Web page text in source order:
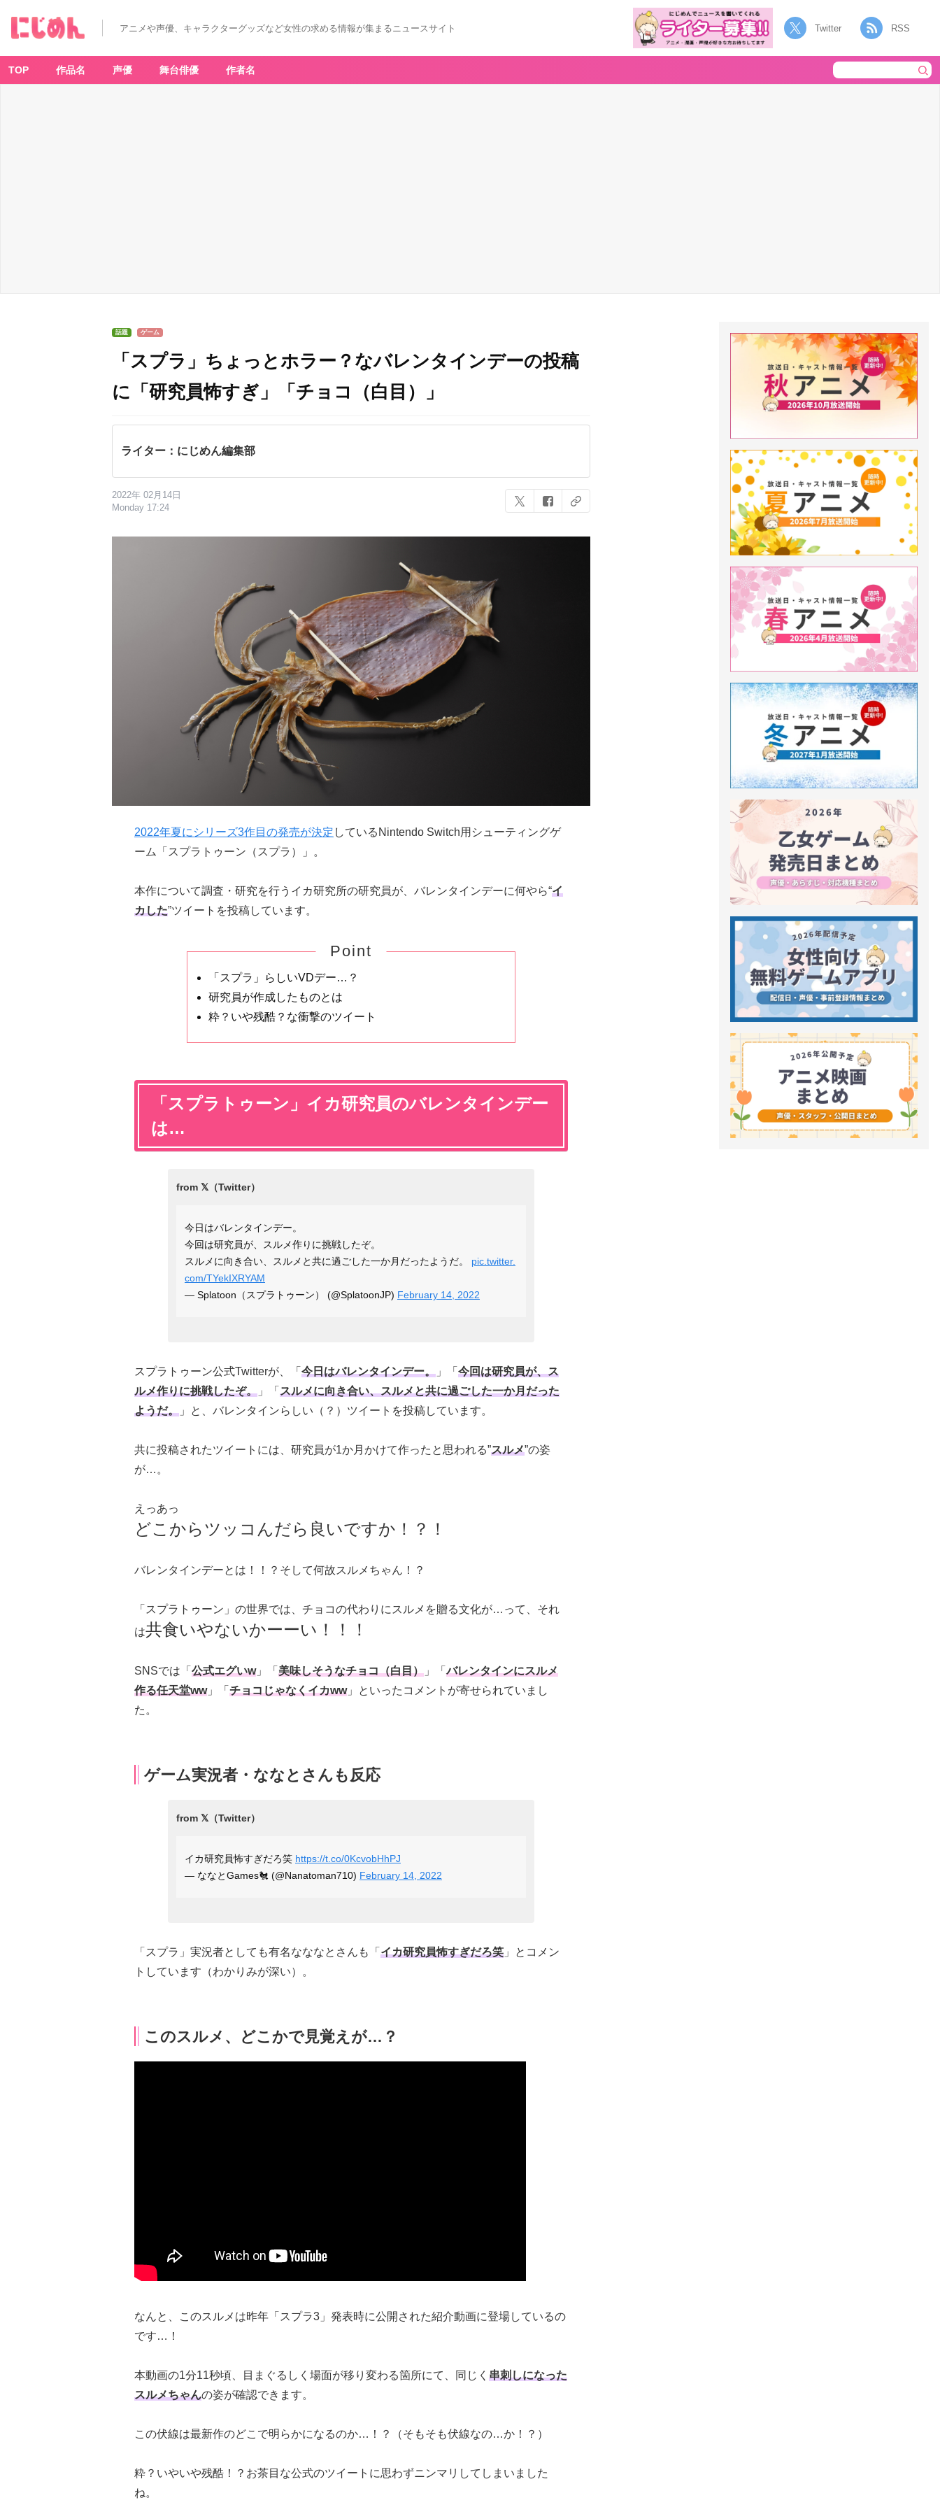
アニメや声優、キャラクターグッズなど女性の求める情報が集まるニュースサイト Twitter RSS
TOP 作品名 声優 舞台俳優 作者名
話題 ゲーム
「スプラ」ちょっとホラー？なバレンタインデーの投稿
に「研究員怖すぎ」「チョコ（白目）」
ライター：にじめん編集部
2022年 02月14日
Monday 17:24
2022年夏にシリーズ3作目の発売が決定 しているNintendo Switch用シューティングゲ
ーム「スプラトゥーン（スプラ）」。
本作について調査・研究を行うイカ研究所の研究員が、バレンタインデーに何やら“イ
カした”ツイートを投稿しています。
Point
「スプラ」らしいVDデー…？
研究員が作成したものとは
粋？いや残酷？な衝撃のツイート
「スプラトゥーン」イカ研究員のバレンタインデー
は…
今日はバレンタインデー。
今回は研究員が、スルメ作りに挑戦したぞ。
スルメに向き合い、スルメと共に過ごした一か月だったようだ。 pic.twitter.
com/TYekIXRYAM
— Splatoon（スプラトゥーン） (@SplatoonJP) February 14, 2022
スプラトゥーン公式Twitterが、「 今日はバレンタインデー。 」「 今回は研究員が、ス
ルメ作りに挑戦したぞ。 」「 スルメに向き合い、スルメと共に過ごした一か月だった
ようだ。 」と、バレンタインらしい（？）ツイートを投稿しています。
共に投稿されたツイートには、研究員が1か月かけて作ったと思われる”スルメ”の姿
が…。
えっあっ
どこからツッコんだら良いですか！？！
バレンタインデーとは！！？そして何故スルメちゃん！？
「スプラトゥーン」の世界では、チョコの代わりにスルメを贈る文化が…って、それ
は共食いやないかーーい！！！
SNSでは「 公式エグいw」「 美味しそうなチョコ（白目） 」「バレンタインにスルメ
作る任天堂ww」「 チョコじゃなくイカww」といったコメントが寄せられていまし
た。
ゲーム実況者・ななとさんも反応
イカ研究員怖すぎだろ笑 https://t.co/0KcvobHhPJ
— ななとGames🐔 (@Nanatoman710) February 14, 2022
「スプラ」実況者としても有名なななとさんも「 イカ研究員怖すぎだろ笑 」とコメン
トしています（わかりみが深い）。
このスルメ、どこかで見覚えが…？
なんと、このスルメは昨年「スプラ3」発表時に公開された紹介動画に登場しているの
です…！
本動画の1分11秒頃、目まぐるしく場面が移り変わる箇所にて、同じく 串刺しになった
スルメちゃんの姿が確認できます。
この伏線は最新作のどこで明らかになるのか…！？（そもそも伏線なの…か！？）
粋？いやいや残酷！？お茶目な公式のツイートに思わずニンマリしてしまいました
ね。